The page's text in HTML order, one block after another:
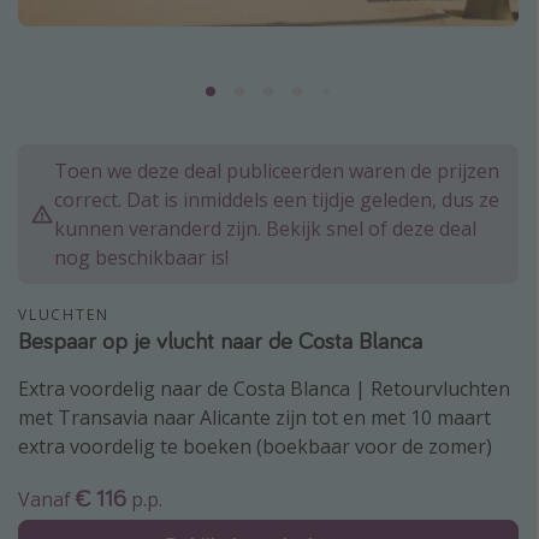
Thailand
Egypte
Bali
Overzicht
Weekendje weg
Autoverhuur
Vroegboeker
Groepsreizen
Vakantieparken
Toen we deze deal publiceerden waren de prijzen
correct. Dat is inmiddels een tijdje geleden, dus ze
kunnen veranderd zijn. Bekijk snel of deze deal
nog beschikbaar is!
VLUCHTEN
Bespaar op je vlucht naar de Costa Blanca
Extra voordelig naar de Costa Blanca | Retourvluchten
met Transavia naar Alicante zijn tot en met 10 maart
extra voordelig te boeken (boekbaar voor de zomer)
Vanaf€ 116 p.p.